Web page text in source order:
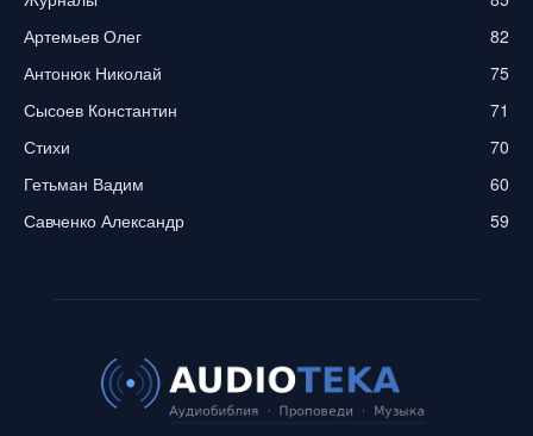
Артемьев Олег
82
Антонюк Николай
75
Сысоев Константин
71
Стихи
70
Гетьман Вадим
60
Савченко Александр
59